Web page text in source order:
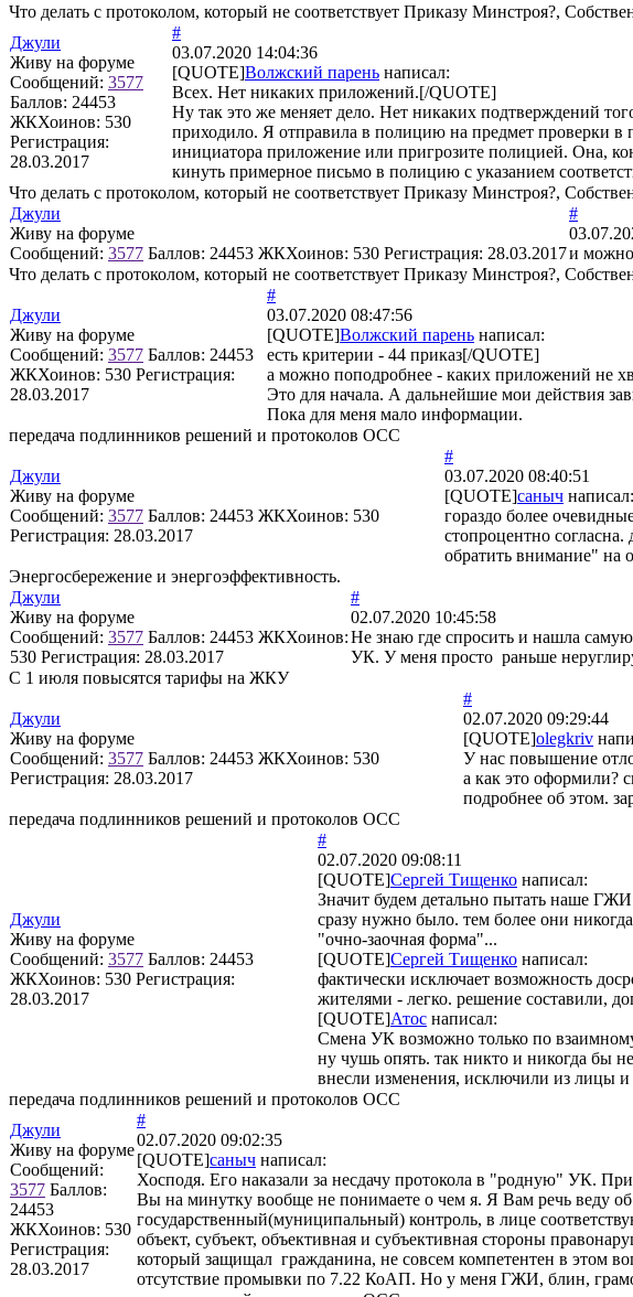
Что делать с протоколом, который не соответствует Приказу Минстроя?,
Джули
Живу на форуме
Сообщений: 3577
Баллов: 24453
ЖКХоинов: 530
Регистрация:
28.03.2017
#
03.07.2020 14:04:36
[QUOTE]Волжский парень написал:
Всех. Нет никаких приложений.[/QUOTE]
Ну так это же меняет дело. Нет никаких подтверждений
приходило. Я отправила в полицию на предмет проверки в
инициатора приложение или пригрозите полицией. Она,
кинуть примерное письмо в полицию с указанием
Что делать с протоколом, который не соответствует Приказу Минстроя?,
Джули
Живу на форуме
Сообщений: 3577 Баллов: 24453 ЖКХоинов: 530 Регистрация: 28.03.2017
#
и можно
Что делать с протоколом, который не соответствует Приказу Минстроя?,
Джули
Живу на форуме
Сообщений: 3577 Баллов: 24453
ЖКХоинов: 530 Регистрация:
28.03.2017
#
03.07.2020 08:47:56
[QUOTE]Волжский парень написал:
есть критерии - 44 приказ[/QUOTE]
а можно поподробнее - каких приложений не
Это для начала. А дальнейшие мои действия
Пока для меня мало информации.
передача подлинников решений и протоколов ОСС
Джули
Живу на форуме
Сообщений: 3577 Баллов: 24453 ЖКХоинов: 530
Регистрация: 28.03.2017
#
03.07.2020 08:40:51
[QUOTE]саныч написал:
гораздо более
стопроцентно
обратить внимание" на
Энергосбережение и энергоэффективность.
Джули
Живу на форуме
Сообщений: 3577 Баллов: 24453 ЖКХоинов:
530 Регистрация: 28.03.2017
#
02.07.2020 10:45:58
Не знаю где спросить и нашла
УК. У меня просто раньше
С 1 июля повысятся тарифы на ЖКУ
Джули
Живу на форуме
Сообщений: 3577 Баллов: 24453 ЖКХоинов: 530
Регистрация: 28.03.2017
#
02.07.2020 09:29:44
[QUOTE]olegkriv
У нас повышение
а как это оформили?
подробнее об этом.
передача подлинников решений и протоколов ОСС
Джули
Живу на форуме
Сообщений: 3577 Баллов: 24453
ЖКХоинов: 530 Регистрация:
28.03.2017
#
02.07.2020 09:08:11
[QUOTE]Сергей Тищенко написал:
Значит будем детально пытать наше
сразу нужно было. тем более они
"очно-заочная форма"...
[QUOTE]Сергей Тищенко написал:
фактически исключает возможность
жителями - легко. решение составили,
[QUOTE]Атос написал:
Смена УК возможно только по
ну чушь опять. так никто и никогда бы
внесли изменения, исключили из лицы
передача подлинников решений и протоколов ОСС
Джули
Живу на форуме
Сообщений:
3577 Баллов:
24453
ЖКХоинов: 530
Регистрация:
28.03.2017
#
02.07.2020 09:02:35
[QUOTE]саныч написал:
Хосподя. Его наказали за несдачу протокола в "родную" УК.
Вы на минутку вообще не понимаете о чем я. Я Вам речь веду
государственный(муниципальный) контроль, в лице
объект, субъект, объективная и субъективная стороны
который защищал гражданина, не совсем компетентен в этом
отсутствие промывки по 7.22 КоАП. Но у меня ГЖИ, блин,